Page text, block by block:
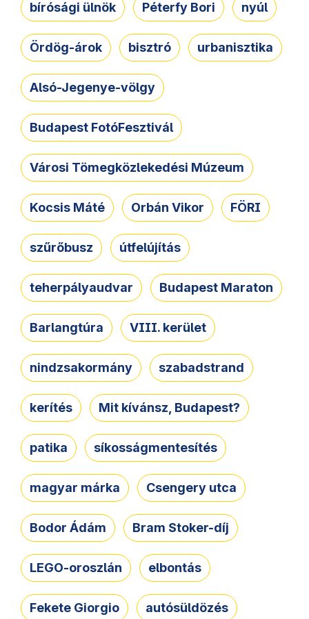
bírósági ülnök Péterfy Bori nyúl
Ördög-árok bisztró urbanisztika
Alsó-Jegenye-völgy
Budapest FotóFesztivál
Városi Tömegközlekedési Múzeum
Kocsis Máté Orbán Vikor FÖRI
szűrőbusz útfelújítás
teherpályaudvar Budapest Maraton
Barlangtúra VIII. kerület
nindzsakormány szabadstrand
kerítés Mit kívánsz, Budapest?
patika síkosságmentesítés
magyar márka Csengery utca
Bodor Ádám Bram Stoker-díj
LEGO-oroszlán elbontás
Fekete Giorgio autósüldözés